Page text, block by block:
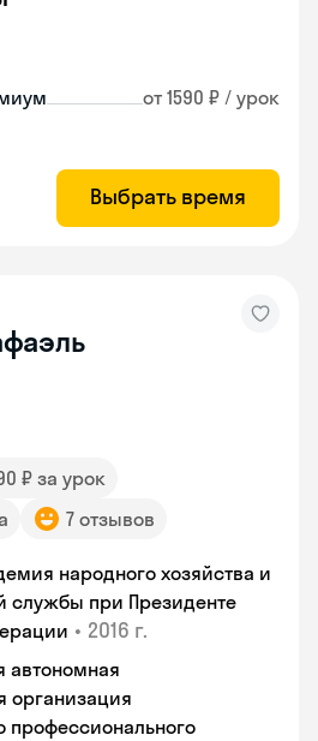
от 1590 ₽ / урок
Выбрать время
₽ за урок
7 отзывов
народного хозяйства и
службы при Президенте
• 2016 г.
автономная
организация
профессионального